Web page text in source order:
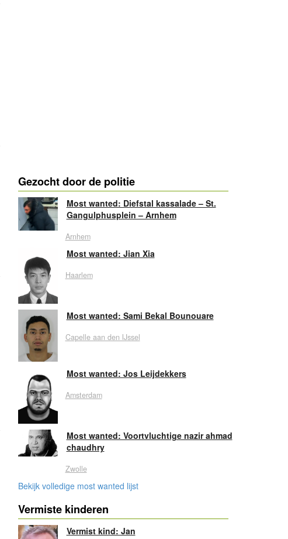
Gezocht door de politie
Most wanted: Diefstal kassalade – St.
Gangulphusplein – Arnhem
Arnhem
Most wanted: Jian Xia
Haarlem
Most wanted: Sami Bekal Bounouare
Capelle aan den IJssel
Most wanted: Jos Leijdekkers
Amsterdam
Most wanted: Voortvluchtige nazir ahmad
chaudhry
Zwolle
Bekijk volledige most wanted lijst
Vermiste kinderen
Vermist kind: Jan